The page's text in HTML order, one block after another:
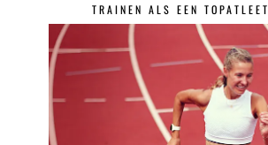
TRAINEN ALS EEN TOPATLEET